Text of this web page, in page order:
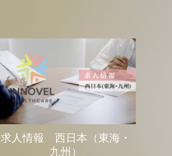
求人情報 西日本（東海・
九州）